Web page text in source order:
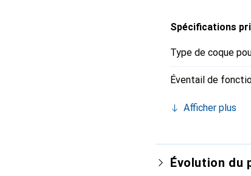
Spécifications
Type de coque
Éventail de
Afficher plus
Évolution du